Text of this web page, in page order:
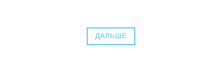
ДАЛЬШЕ